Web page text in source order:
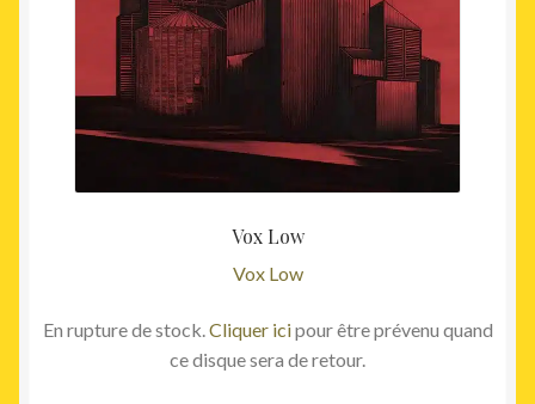
Vox Low
Vox Low
En rupture de stock.Cliquer icipour être prévenu quand
ce disque sera de retour.